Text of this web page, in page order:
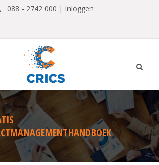
088 - 2742 000 | Inloggen